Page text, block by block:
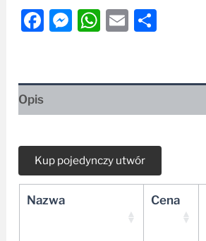
Facebook
Messenger
WhatsApp
Email
Opis
Nazwa Cena